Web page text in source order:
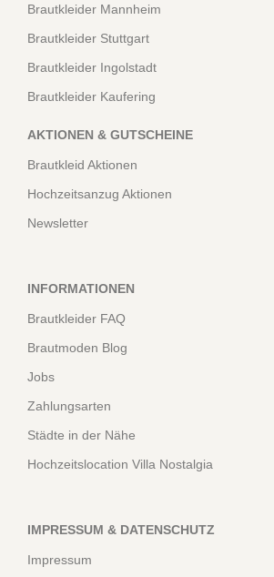
Brautkleider Mannheim
Brautkleider Stuttgart
Brautkleider Ingolstadt
Brautkleider Kaufering
AKTIONEN & GUTSCHEINE
Brautkleid Aktionen
Hochzeitsanzug Aktionen
Newsletter
INFORMATIONEN
Brautkleider FAQ
Brautmoden Blog
Jobs
Zahlungsarten
Städte in der Nähe
Hochzeitslocation Villa Nostalgia
IMPRESSUM & DATENSCHUTZ
Impressum